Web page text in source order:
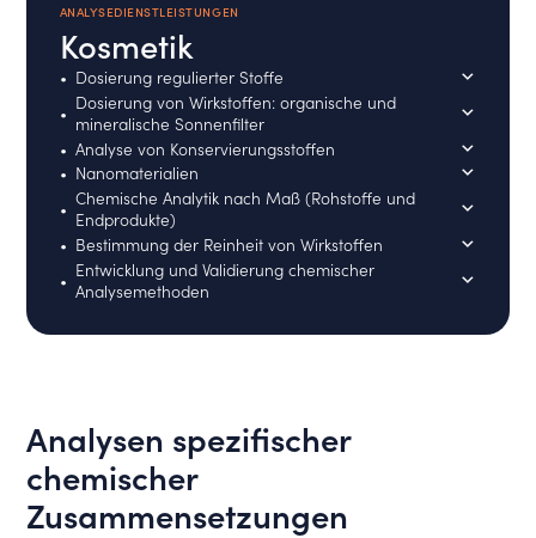
ANALYSEDIENSTLEISTUNGEN
Kosmetik
Dosierung regulierter Stoffe
Dosierung von Wirkstoffen: organische und
mineralische Sonnenfilter
Analyse von Konservierungsstoffen
Nanomaterialien
Chemische Analytik nach Maß (Rohstoffe und
Endprodukte)
Bestimmung der Reinheit von Wirkstoffen
Entwicklung und Validierung chemischer
Analysemethoden
Analysen spezifischer
chemischer
Zusammensetzungen